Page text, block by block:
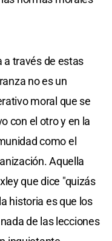
a través de estas
no es un
moral que se
con el otro y en la
como el
Aquella
que dice "quizás
historia es que los
de las lecciones